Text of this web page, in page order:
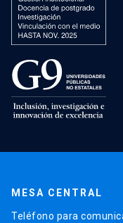
MESA CENTRAL
Teléfono para